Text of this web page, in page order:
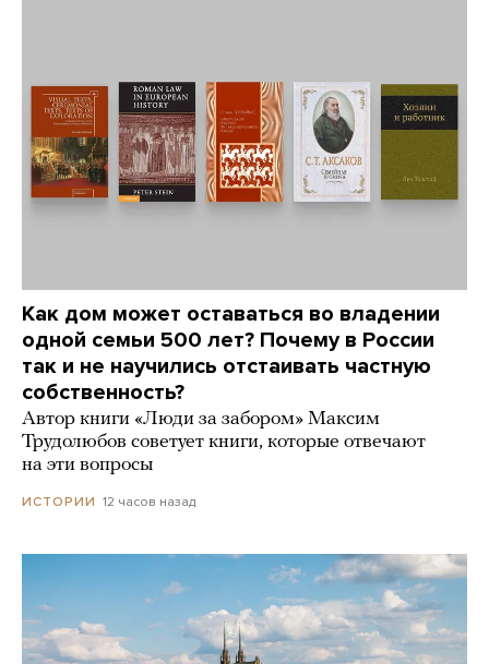
Как дом может оставаться во владении
одной семьи 500 лет? Почему в России
так и не научились отстаивать частную
собственность?
Автор книги «Люди за забором» Максим
Трудолюбов советует книги, которые отвечают
на эти вопросы
ИСТОРИИ 12 часов назад